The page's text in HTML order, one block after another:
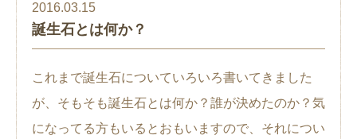
2016.03.15
誕生石とは何か？
これまで誕生石についていろいろ書いてきました
が、そもそも誕生石とは何か？誰が決めたのか？気
になってる方もいるとおもいますので、それについ